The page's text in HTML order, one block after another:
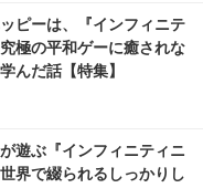
ピーは、『インフィニテ
極の平和ゲーに癒されな
んだ話【特集】
遊ぶ『インフィニティニ
界で綴られるしっかりし